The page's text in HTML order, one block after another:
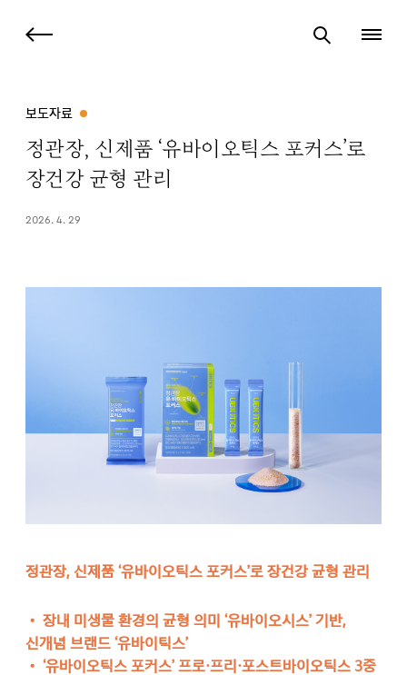
보도자료
정관장, 신제품 ‘유바이오틱스 포커스’로
장건강 균형 관리
2026. 4. 29
정관장, 신제품 ‘유바이오틱스 포커스’로 장건강 균형 관리
• 장내 미생물 환경의 균형 의미 ‘유바이오시스’ 기반,
신개념 브랜드 ‘유바이틱스’
• ‘유바이오틱스 포커스’ 프로·프리·포스트바이오틱스 3중